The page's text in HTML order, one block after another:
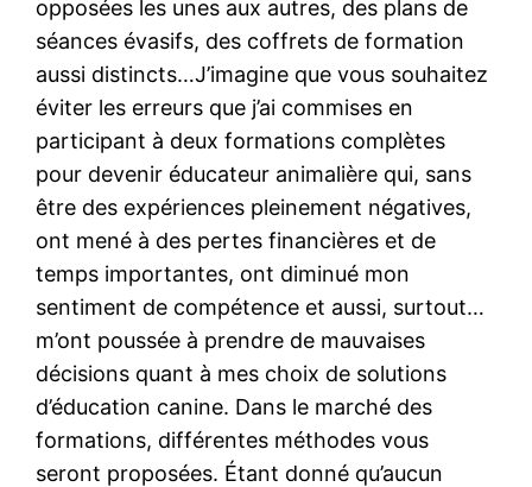
opposées les unes aux autres, des plans de
séances évasifs, des coffrets de formation
aussi distincts…J’imagine que vous souhaitez
éviter les erreurs que j’ai commises en
participant à deux formations complètes
pour devenir éducateur animalière qui, sans
être des expériences pleinement négatives,
ont mené à des pertes financières et de
temps importantes, ont diminué mon
sentiment de compétence et aussi, surtout…
m’ont poussée à prendre de mauvaises
décisions quant à mes choix de solutions
d’éducation canine. Dans le marché des
formations, différentes méthodes vous
seront proposées. Étant donné qu’aucun